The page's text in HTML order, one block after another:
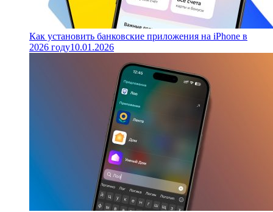
Как установить банковские приложения на iPhone в
2026 году10.01.2026